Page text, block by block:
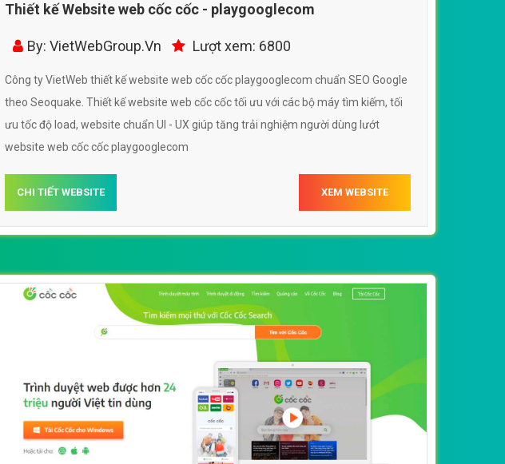
Thiết kế Website web cốc cốc - playgooglecom
By: VietWebGroup.Vn Lượt xem: 6800
Công ty VietWeb thiết kế website web cốc cốc playgooglecom chuẩn SEO Google
theo Seoquake. Thiết kế website web cốc cốc tối ưu với các bộ máy tìm kiếm, tối
ưu tốc độ load, website chuẩn UI - UX giúp tăng trải nghiệm người dùng lướt
website web cốc cốc playgooglecom
CHI TIẾT WEBSITE XEM WEBSITE